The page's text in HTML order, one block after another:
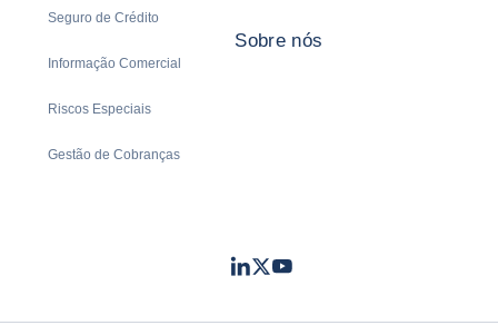
Seguro de Crédito
Informação Comercial
Riscos Especiais
Gestão de Cobranças
Sobre nós
LinkedIn
TwitterYoutube